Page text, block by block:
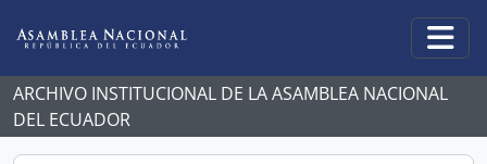
ARCHIVO INSTITUCIONAL DE LA ASAMBLEA NACIONAL
DEL ECUADOR